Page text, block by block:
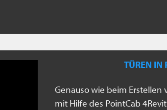
TÜREN IN
Genauso wie beim Erstellen
mit Hilfe des PointCab